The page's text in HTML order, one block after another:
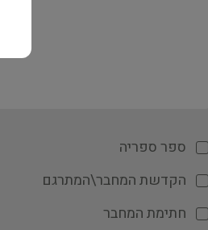
ספר ספריה
הקדשת המחבר\המתרגם
חתימת המחבר